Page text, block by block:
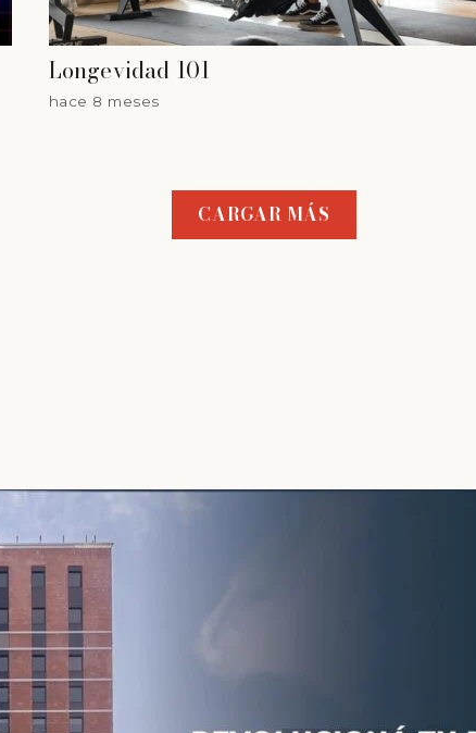
Longevidad 101
hace 8 meses
CARGAR MÁS